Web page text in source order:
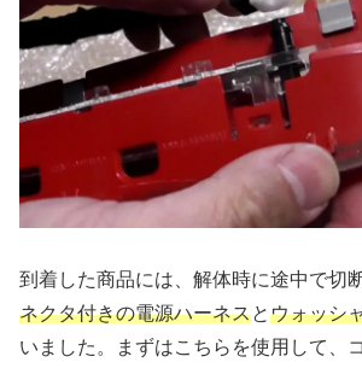
到着した商品には、解体時に途中で切
ネクタ付きの電源ハーネスとウォッシ
いました。まずはこちらを使用して、